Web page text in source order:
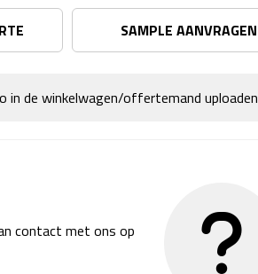
SAMPLE AANVRAGEN
in de winkelwagen/offertemand uploaden
contact met ons op